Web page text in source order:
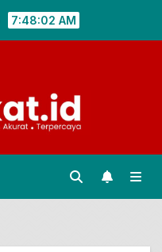
7:48:03 AM